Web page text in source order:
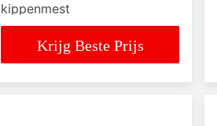
kippenmest
Krijg Beste Prijs